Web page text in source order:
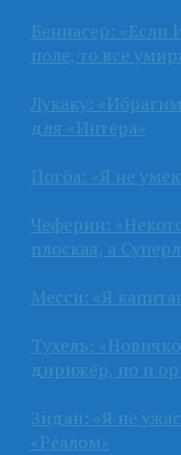
Беннасер: «Если
поле, то все
Лукаку:
для «Интера»
Погба: «Я не
Чеферин:
плоская, а
Месси: «Я
Тухель:
дирижёр, но и
Зидан: «Я не
«Реалом»